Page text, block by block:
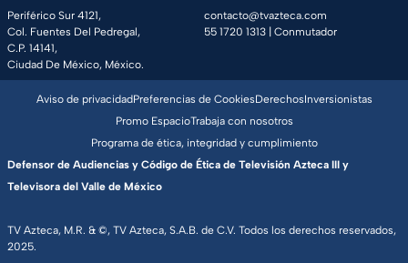
Periférico Sur 4121,
Col. Fuentes Del Pedregal,
C.P. 14141,
Ciudad De México, México.
contacto@tvazteca.com
55 1720 1313 | Conmutador
TV Azteca, M.R. & ©, TV Azteca, S.A.B. de C.V. Todos los derechos reservados,
2025.
Aviso de privacidadPreferencias de CookiesDerechosInversionistas
Promo EspacioTrabaja con nosotros
Programa de ética, integridad y cumplimiento
Defensor de Audiencias y Código de Ética de Televisión Azteca III y
Televisora del Valle de México